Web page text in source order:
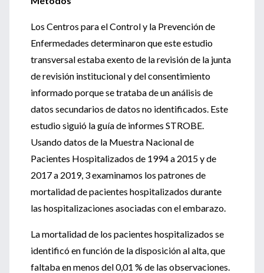
Los Centros para el Control y la Prevención de
Enfermedades determinaron que este estudio
transversal estaba exento de la revisión de la junta
de revisión institucional y del consentimiento
informado porque se trataba de un análisis de
datos secundarios de datos no identificados. Este
estudio siguió la guía de informes STROBE.
Usando datos de la Muestra Nacional de
Pacientes Hospitalizados de 1994 a 2015 y de
2017 a 2019, 3 examinamos los patrones de
mortalidad de pacientes hospitalizados durante
las hospitalizaciones asociadas con el embarazo.
La mortalidad de los pacientes hospitalizados se
identificó en función de la disposición al alta, que
faltaba en menos del 0,01 % de las observaciones.